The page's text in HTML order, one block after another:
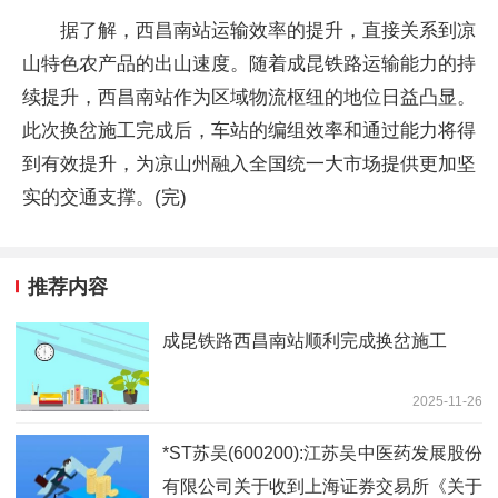
据了解，西昌南站运输效率的提升，直接关系到凉
山特色农产品的出山速度。随着成昆铁路运输能力的持
续提升，西昌南站作为区域物流枢纽的地位日益凸显。
此次换岔施工完成后，车站的编组效率和通过能力将得
到有效提升，为凉山州融入全国统一大市场提供更加坚
实的交通支撑。(完)
推荐内容
成昆铁路西昌南站顺利完成换岔施工
2025-11-26
*ST苏吴(600200):江苏吴中医药发展股份
有限公司关于收到上海证券交易所《关于